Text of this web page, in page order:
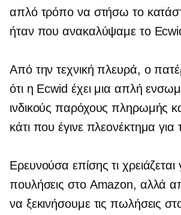
απλό τρόπο να στήσω το
ήταν που ανακαλύψαμε το
Από την τεχνική πλευρά, ο
ότι η Ecwid έχει μια απλή
ινδικούς παρόχους πληρωμής
κάτι που έγινε πλεονέκτημα
Ερευνούσα επίσης τι χρειάζεται
πουλήσεις στο Amazon, αλλά
να ξεκινήσουμε τις πωλήσεις